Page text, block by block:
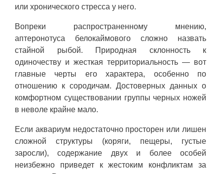
или хронического стресса у него.
Вопреки распространенному мнению,
аптеронотуса белокаймового сложно назвать
стайной рыбой. Природная склонность к
одиночеству и жесткая территориальность — вот
главные черты его характера, особенно по
отношению к сородичам. Достоверных данных о
комфортном существовании группы черных ножей
в неволе крайне мало.
Если аквариум недостаточно просторен или лишен
сложной структуры (коряги, пещеры, густые
заросли), содержание двух и более особей
неизбежно приведет к жестоким конфликтам за